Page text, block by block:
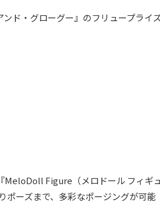
ド・グローグー』のフリュープライ
MeloDoll Figure（メロドール フィギ
ポーズまで、多彩なポージングが可能